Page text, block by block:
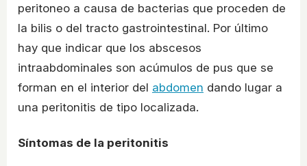
peritoneo a causa de bacterias que proceden de
la bilis o del tracto gastrointestinal. Por último
hay que indicar que los abscesos
intraabdominales son acúmulos de pus que se
forman en el interior del abdomen dando lugar a
una peritonitis de tipo localizada.
Síntomas de la peritonitis